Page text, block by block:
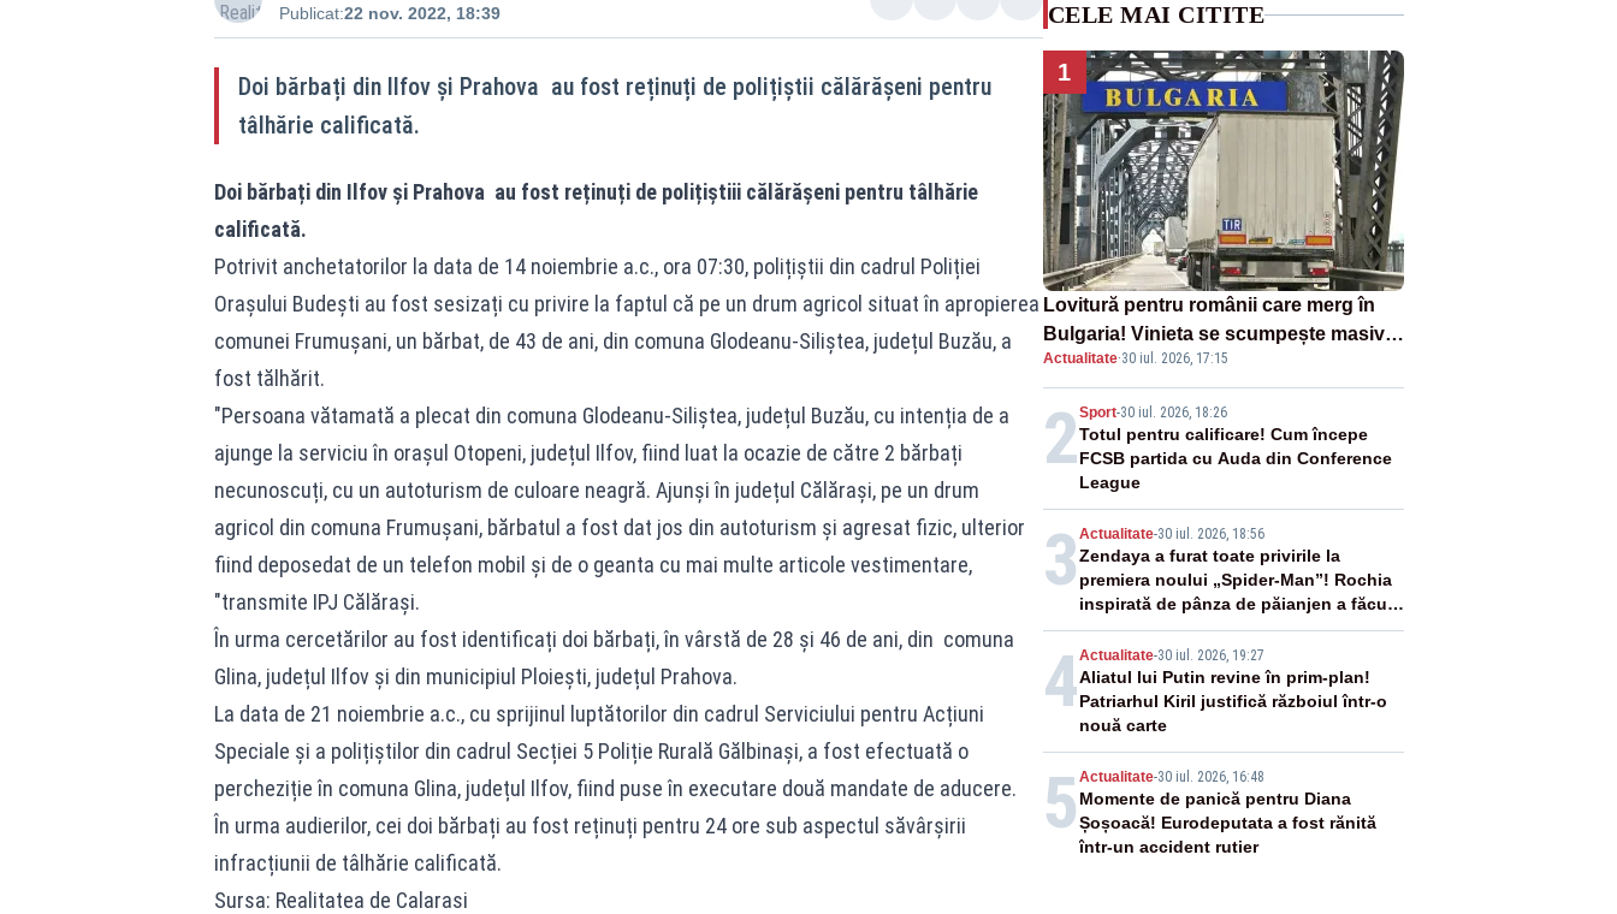
Publicat:22 nov. 2022, 18:39
Doi bărbați din Ilfov și Prahova au fost reținuți de polițiștii călărășeni pentru
tâlhărie calificată.
Doi bărbați din Ilfov și Prahova au fost reținuți de polițiștiii călărășeni pentru tâlhărie
calificată.
Potrivit anchetatorilor la data de 14 noiembrie a.c., ora 07:30, polițiștii din cadrul Poliției
Orașului Budești au fost sesizați cu privire la faptul că pe un drum agricol situat în apropierea
comunei Frumușani, un bărbat, de 43 de ani, din comuna Glodeanu-Siliștea, județul Buzău, a
fost tălhărit.
"Persoana vătamată a plecat din comuna Glodeanu-Siliștea, județul Buzău, cu intenția de a
ajunge la serviciu în orașul Otopeni, județul Ilfov, fiind luat la ocazie de către 2 bărbați
necunoscuți, cu un autoturism de culoare neagră. Ajunși în județul Călărași, pe un drum
agricol din comuna Frumușani, bărbatul a fost dat jos din autoturism și agresat fizic, ulterior
fiind deposedat de un telefon mobil și de o geanta cu mai multe articole vestimentare,
"transmite IPJ Călărași.
În urma cercetărilor au fost identificați doi bărbați, în vârstă de 28 și 46 de ani, din comuna
Glina, județul Ilfov și din municipiul Ploiești, județul Prahova.
La data de 21 noiembrie a.c., cu sprijinul luptătorilor din cadrul Serviciului pentru Acțiuni
Speciale și a polițiștilor din cadrul Secției 5 Poliție Rurală Gălbinași, a fost efectuată o
percheziție în comuna Glina, județul Ilfov, fiind puse în executare două mandate de aducere.
În urma audierilor, cei doi bărbați au fost reținuți pentru 24 ore sub aspectul săvârșirii
infracțiunii de tâlhărie calificată.
Sursa: Realitatea de Calarasi
CELE MAI CITITE
1
Lovitură pentru românii care merg în
Bulgaria! Vinieta se scumpește masiv
de la 1 august
Actualitate·30 iul. 2026, 17:15
2Sport-30 iul. 2026, 18:26
Totul pentru calificare! Cum începe
FCSB partida cu Auda din Conference
League
3 Actualitate-30 iul. 2026, 18:56
Zendaya a furat toate privirile la
premiera noului „Spider-Man”! Rochia
inspirată de pânza de păianjen a făcut
senzație
4Actualitate-30 iul. 2026, 19:27
Aliatul lui Putin revine în prim-plan!
Patriarhul Kiril justifică războiul într-o
nouă carte
5 Actualitate-30 iul. 2026, 16:48
Momente de panică pentru Diana
Șoșoacă! Eurodeputata a fost rănită
într-un accident rutier